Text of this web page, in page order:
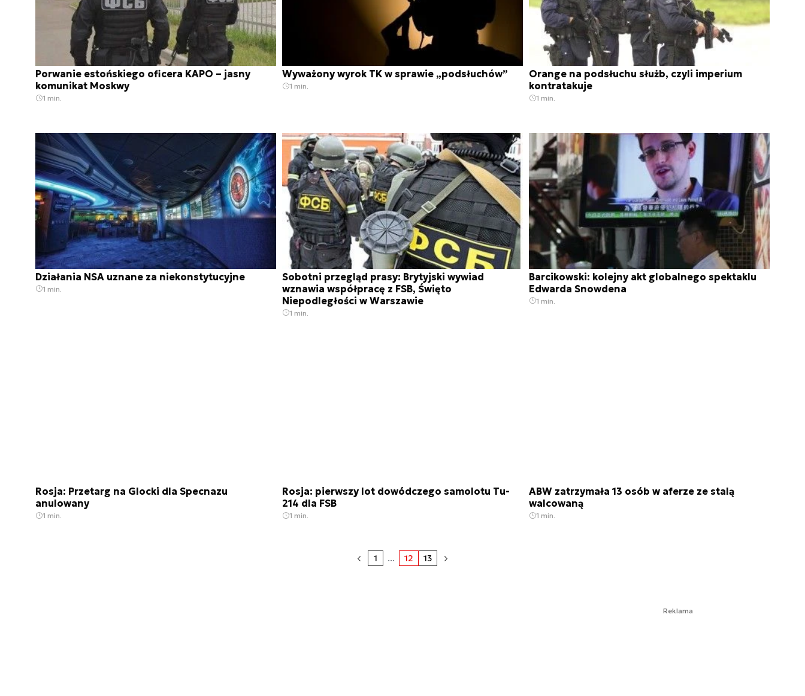
Porwanie estońskiego oficera KAPO – jasny
komunikat Moskwy
1 min.
Wyważony wyrok TK w sprawie „podsłuchów”
1 min.
Orange na podsłuchu służb, czyli imperium
kontratakuje
1 min.
Działania NSA uznane za niekonstytucyjne
1 min.
Sobotni przegląd prasy: Brytyjski wywiad
wznawia współpracę z FSB, Święto
Niepodległości w Warszawie
1 min.
Barcikowski: kolejny akt globalnego spektaklu
Edwarda Snowdena
1 min.
Rosja: Przetarg na Glocki dla Specnazu
anulowany
1 min.
Rosja: pierwszy lot dowódczego samolotu Tu-
214 dla FSB
1 min.
ABW zatrzymała 13 osób w aferze ze stalą
walcowaną
1 min.
1 ... 12 13
Reklama